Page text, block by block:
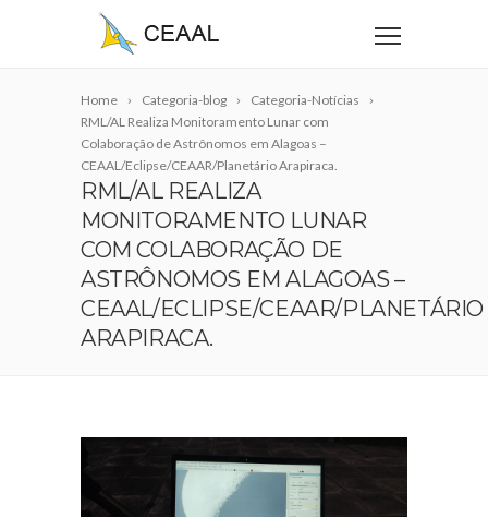
Home Categoria-blog
Categoria-Notícias
RML/AL Realiza Monitoramento Lunar com
Colaboração de Astrônomos em Alagoas –
CEAAL/Eclipse/CEAAR/Planetário Arapiraca.
RML/AL REALIZA
MONITORAMENTO LUNAR
COM COLABORAÇÃO DE
ASTRÔNOMOS EM ALAGOAS –
CEAAL/ECLIPSE/CEAAR/PLANETÁRIO
ARAPIRACA.